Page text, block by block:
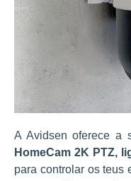
A Avidsen oferece a
HomeCam 2K PTZ,
para controlar os teus